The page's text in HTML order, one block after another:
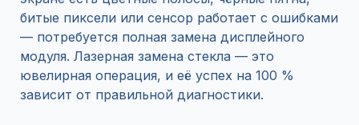
битые пиксели или сенсор работает с ошибками
— потребуется полная замена дисплейного
модуля. Лазерная замена стекла — это
ювелирная операция, и её успех на 100 %
зависит от правильной диагностики.